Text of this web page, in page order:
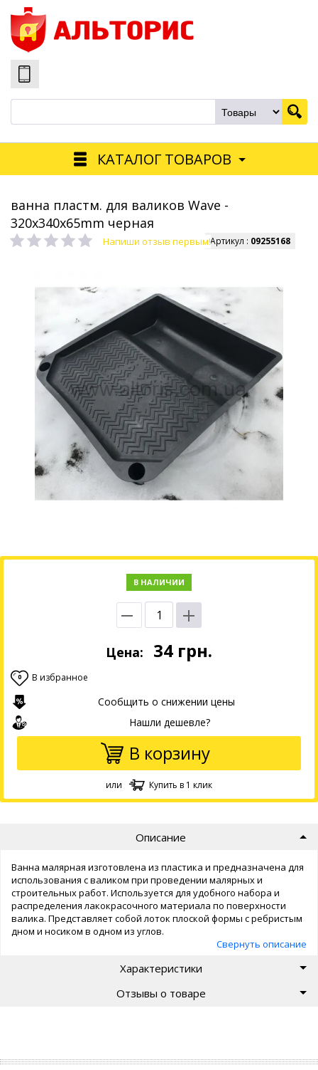
КАТАЛОГ ТОВАРОВ
ванна пластм. для валиков Wave -
320х340х65mm черная
Напиши отзыв первым!Артикул : 09255168
В НАЛИЧИИ
Цена: 34 грн.
0 В избранное
Сообщить о снижении цены
Нашли дешевле?
В корзину
или Купить в 1 клик
Описание
Ванна малярная изготовлена из пластика и предназначена для
использования с валиком при проведении малярных и
строительных работ. Используется для удобного набора и
распределения лакокрасочного материала по поверхности
валика. Представляет собой лоток плоской формы с ребристым
дном и носиком в одном из углов.
Свернуть описание
Характеристики
Отзывы о товаре